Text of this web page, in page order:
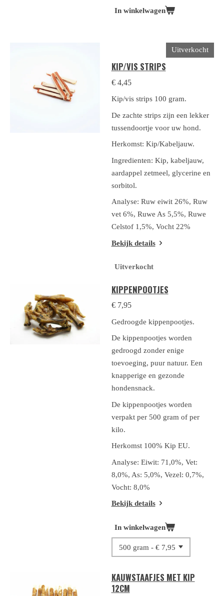
In winkelwagen
Uitverkocht
KIP/VIS STRIPS
€ 4,45
Kip/vis strips 100 gram.
De zachte strips zijn een lekker
tussendoortje voor uw hond.
Herkomst: Kip/Kabeljauw.
Ingredienten: Kip, kabeljauw,
aardappel zetmeel, glycerine en
sorbitol.
Analyse: Ruw eiwit 26%, Ruw
vet 6%, Ruwe As 5,5%, Ruwe
Celstof 1,5%, Vocht 22%
Bekijk details
Uitverkocht
KIPPENPOOTJES
€ 7,95
Gedroogde kippenpootjes.
De kippenpootjes worden
gedroogd zonder enige
toevoeging, puur natuur. Een
knapperige en gezonde
hondensnack.
De kippenpootjes worden
verpakt per 500 gram of per
kilo.
Herkomst 100% Kip EU.
Analyse: Eiwit: 71,0%, Vet:
8,0%, As: 5,0%, Vezel: 0,7%,
Vocht: 8,0%
Bekijk details
In winkelwagen
KAUWSTAAFJES MET KIP
12CM